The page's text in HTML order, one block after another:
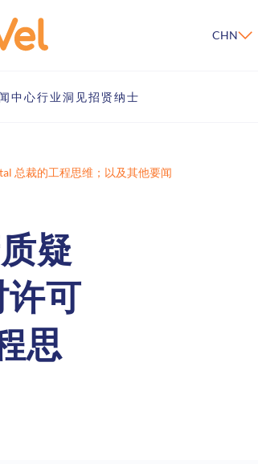
CHN
中心行业洞见招贤纳士
总裁的工程思维；以及其他要闻
疑
可
思